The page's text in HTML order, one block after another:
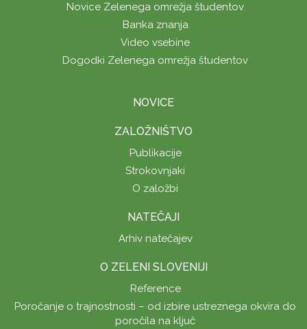
Novice Zelenega omrežja študentov
Banka znanja
Video vsebine
Dogodki Zelenega omrežja študentov
NOVICE
ZALOŽNIŠTVO
Publikacije
Strokovnjaki
O založbi
NATEČAJI
Arhiv natečajev
O ZELENI SLOVENIJI
Reference
Poročanje o trajnostnosti – od izbire ustreznega okvira do
poročila na ključ